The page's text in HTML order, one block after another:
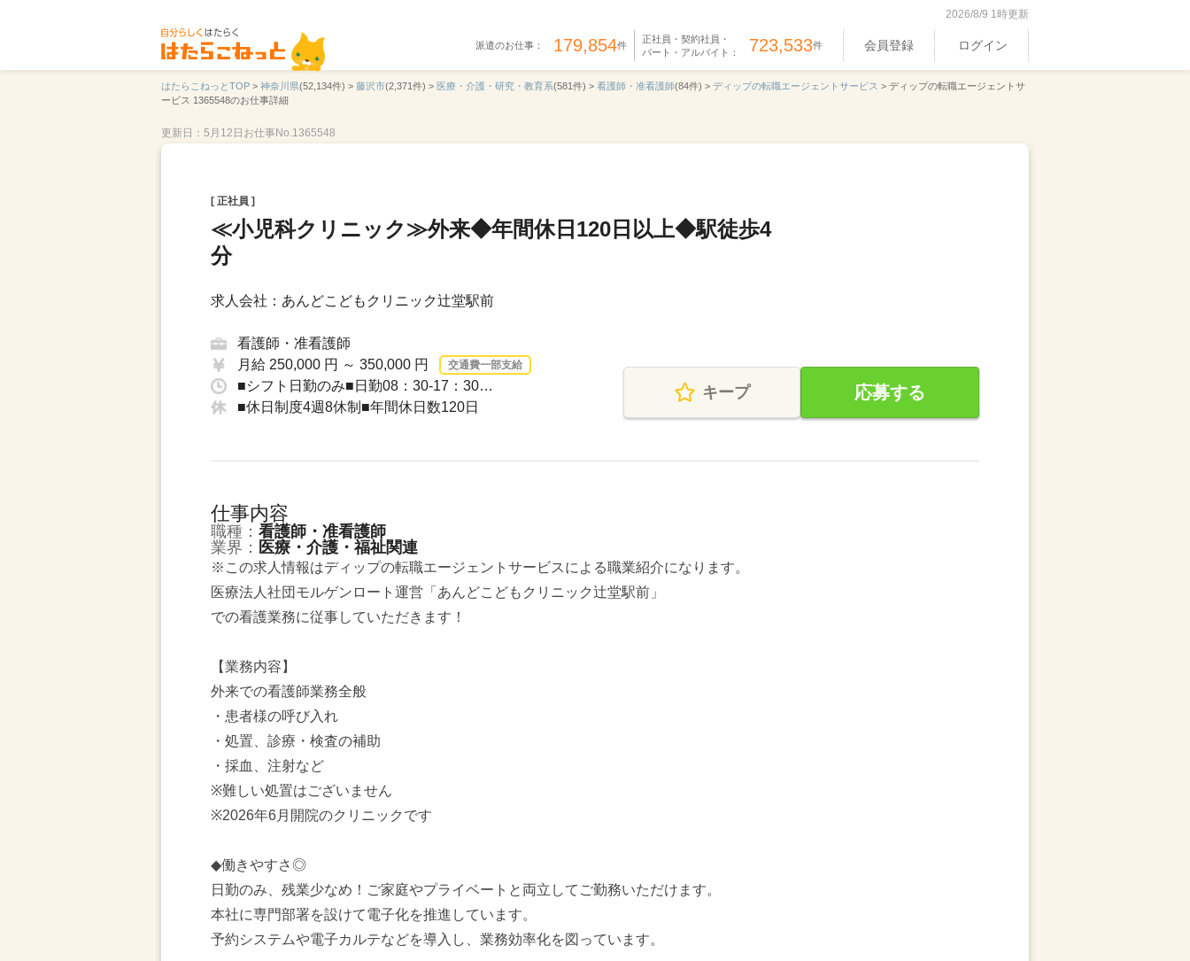
2026/8/9 1時更新
派遣のお仕事： 179,854件
正社員・契約社員・
パート・アルバイト： 723,533件 会員登録 ログイン
はたらこねっとTOP > 神奈川県(52,134件) > 藤沢市(2,371件) > 医療・介護・研究・教育系(581件) > 看護師・准看護師(84件) > ディップの転職エージェントサービス > ディップの転職エージェントサ
ービス 1365548のお仕事詳細
更新日：5月12日 お仕事No.1365548
[ 正社員 ]
≪小児科クリニック≫外来◆年間休日120日以上◆駅徒歩4
分
求人会社：あんどこどもクリニック辻堂駅前
看護師・准看護師
月給 250,000 円 ～ 350,000 円
交通費一部支給
■シフト日勤のみ■日勤08：30-17：30…
■休日制度4週8休制■年間休日数120日
キープ 応募する
仕事内容
職種： 看護師・准看護師
業界： 医療・介護・福祉関連
※この求人情報はディップの転職エージェントサービスによる職業紹介になります。
医療法人社団モルゲンロート運営「あんどこどもクリニック辻堂駅前」
での看護業務に従事していただきます！
【業務内容】
外来での看護師業務全般
・患者様の呼び入れ
・処置、診療・検査の補助
・採血、注射など
※難しい処置はございません
※2026年6月開院のクリニックです
◆働きやすさ◎
日勤のみ、残業少なめ！ご家庭やプライベートと両立してご勤務いただけます。
本社に専門部署を設けて電子化を推進しています。
予約システムや電子カルテなどを導入し、業務効率化を図っています。